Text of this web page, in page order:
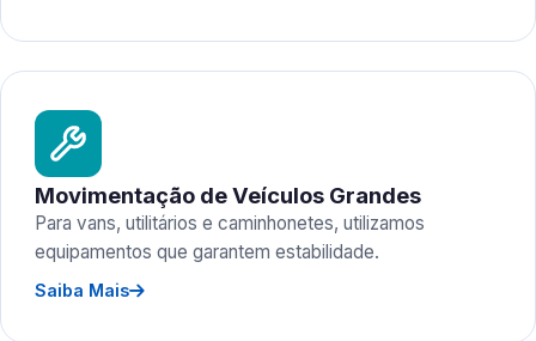
Movimentação de Veículos Grandes
Para vans, utilitários e caminhonetes, utilizamos
equipamentos que garantem estabilidade.
Saiba Mais